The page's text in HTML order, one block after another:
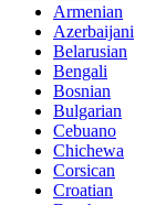
Armenian
Azerbaijani
Belarusian
Bengali
Bosnian
Bulgarian
Cebuano
Chichewa
Corsican
Croatian